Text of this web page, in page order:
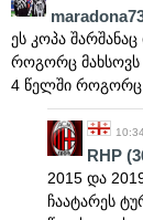
ეს კოპა
როგორც
4 წელში როგორც
RHP
2015 და
ჩაატარეს